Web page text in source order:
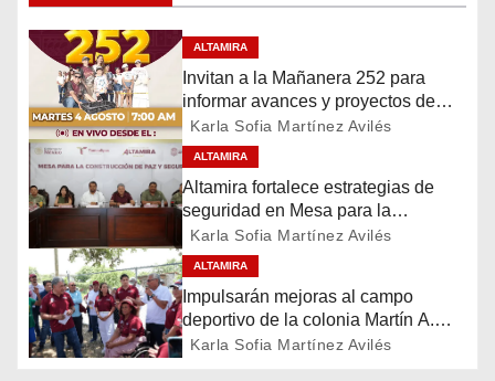
e
g
a
c
i
ó
n
d
ALTAMIRA
Invitan a la Mañanera 252 para
informar avances y proyectos de
Altamira
Karla Sofia Martínez Avilés
ALTAMIRA
Altamira fortalece estrategias de
seguridad en Mesa para la
Construcción de Paz
Karla Sofia Martínez Avilés
ALTAMIRA
Impulsarán mejoras al campo
deportivo de la colonia Martín A.
Martínez
Karla Sofia Martínez Avilés